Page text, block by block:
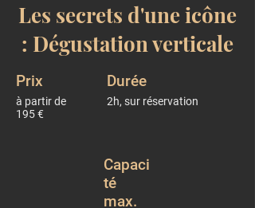
Les secrets d'une icône
: Dégustation verticale
Prix
à partir de
195 €
Durée
2h, sur réservation
Capaci
té
max.